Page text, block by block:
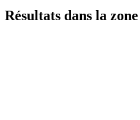
Résultats dans la